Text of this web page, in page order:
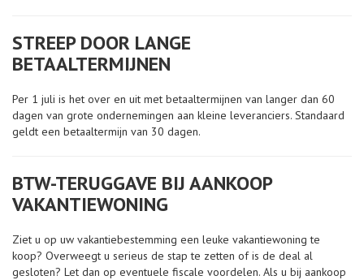
STREEP DOOR LANGE
BETAALTERMIJNEN
Per 1 juli is het over en uit met betaaltermijnen van langer dan 60
dagen van grote ondernemingen aan kleine leveranciers. Standaard
geldt een betaaltermijn van 30 dagen.
BTW-TERUGGAVE BIJ AANKOOP
VAKANTIEWONING
Ziet u op uw vakantiebestemming een leuke vakantiewoning te
koop? Overweegt u serieus de stap te zetten of is de deal al
gesloten? Let dan op eventuele fiscale voordelen. Als u bij aankoop